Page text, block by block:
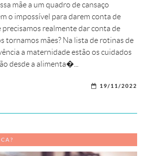
mãe a um quadro de cansaço
o impossível para darem conta de
realmente dar conta de
tornamos mães? Na lista de rotinas de
a maternidade estão os cuidados
desde a alimenta�...
19/11/2022